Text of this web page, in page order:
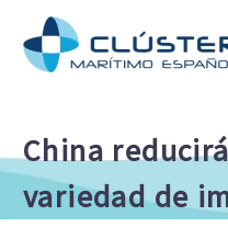
China
variedad de